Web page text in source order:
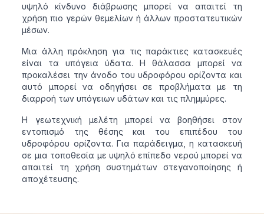
υψηλό κίνδυνο διάβρωσης μπορεί να απαιτεί τη
χρήση πιο γερών θεμελίων ή άλλων προστατευτικών
μέσων.
Μια άλλη πρόκληση για τις παράκτιες κατασκευές
είναι τα υπόγεια ύδατα. Η θάλασσα μπορεί να
προκαλέσει την άνοδο του υδροφόρου ορίζοντα και
αυτό μπορεί να οδηγήσει σε προβλήματα με τη
διαρροή των υπόγειων υδάτων και τις πλημμύρες.
Η γεωτεχνική μελέτη μπορεί να βοηθήσει στον
εντοπισμό της θέσης και του επιπέδου του
υδροφόρου ορίζοντα. Για παράδειγμα, η κατασκευή
σε μια τοποθεσία με υψηλό επίπεδο νερού μπορεί να
απαιτεί τη χρήση συστημάτων στεγανοποίησης ή
αποχέτευσης.